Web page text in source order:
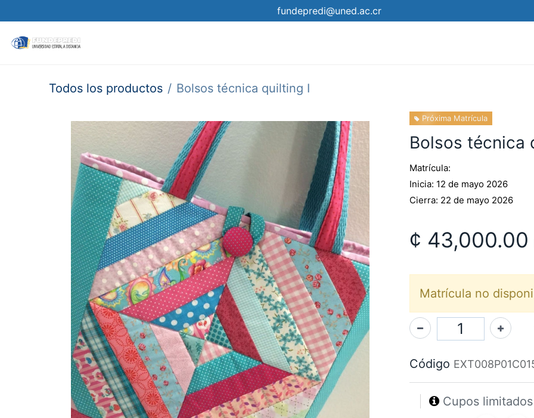
fundepredi@uned.ac.cr
Todos los productos Bolsos técnica quilting I
Próxima Matrícula
Bolsos técnica
Matrícula:
Inicia: 12 de mayo 2026
Cierra: 22 de mayo 2026
¢ 43,000.00
Matrícula no
Código
Cupos limitados